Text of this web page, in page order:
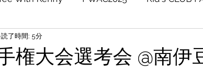
権大会選考会 @南伊
読了時間: 5分